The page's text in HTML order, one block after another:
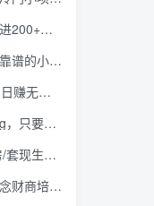
国潮壁纸变现项目，新手可操作日进200+【素材+软件+教程】
小白实实在在赚钱项目，四个简单靠谱的小项目-轻松实现月入5000+
小白福利项目，搬一个视频10元，日赚无上限（长久稳定，月入5000）
0基础玩转短视频手机拍出酷炫Vlog，只要有手机就可以拍出高质感的Vlog
信用卡技巧：快速提额/零首付买房/套现生财，赚到第一桶金
新富爸爸穷爸爸罗伯特清崎教育观念财商培训课视频教程电子书全集